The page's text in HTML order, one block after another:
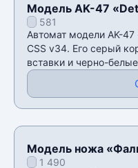
Модель AK-47
CSS v34
581
Автомат модели AK-
CSS v34. Его серый
вставки и черно-белые
Модель ножа
CSS v34
1 490